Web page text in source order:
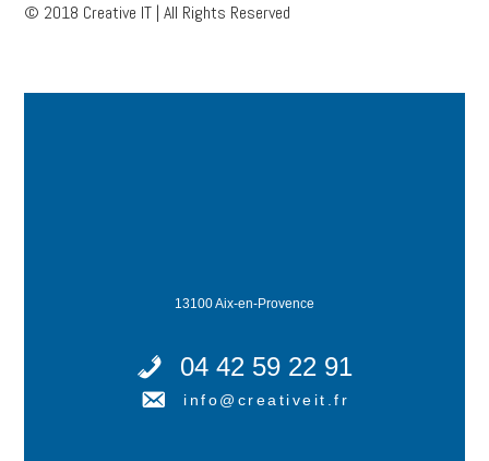
© 2018 Creative IT | All Rights Reserved
13100 Aix-en-Provence
04 42 59 22 91
info@creativeit.fr